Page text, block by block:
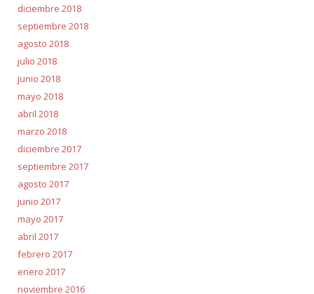
diciembre 2018
septiembre 2018
agosto 2018
julio 2018
junio 2018
mayo 2018
abril 2018
marzo 2018
diciembre 2017
septiembre 2017
agosto 2017
junio 2017
mayo 2017
abril 2017
febrero 2017
enero 2017
noviembre 2016